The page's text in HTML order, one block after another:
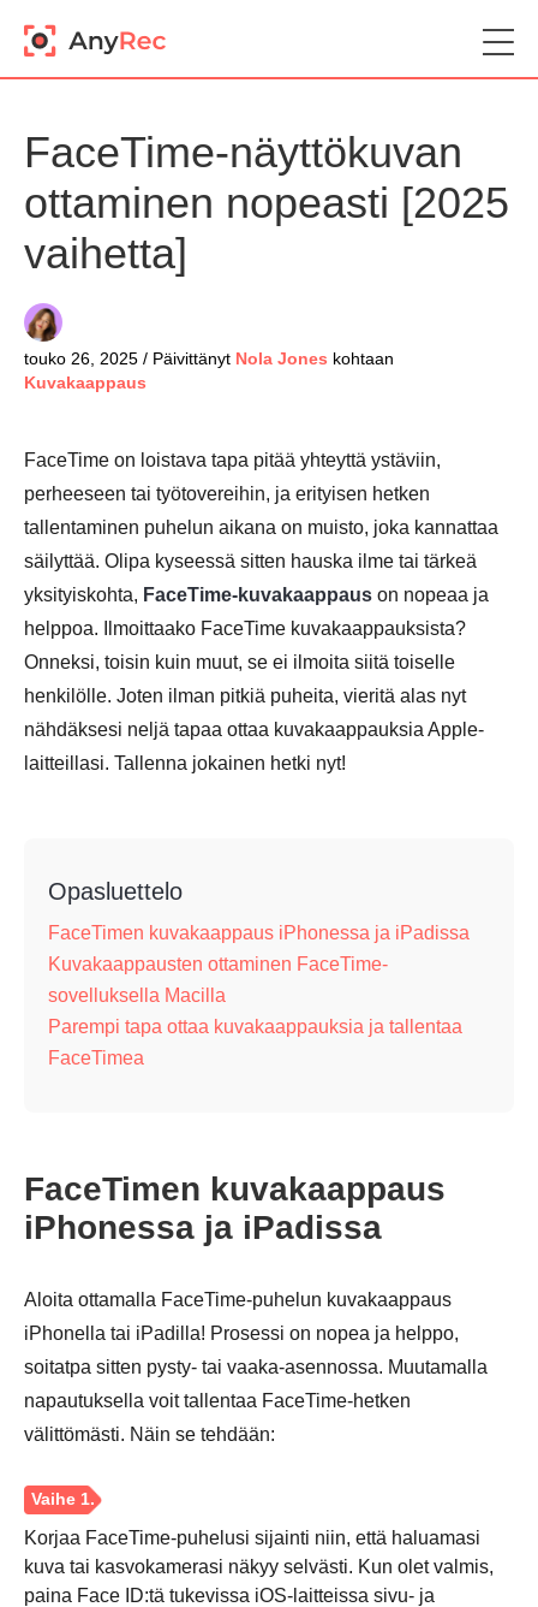
FaceTime-näyttökuvan
ottaminen nopeasti [2025
vaihetta]
touko 26, 2025 / Päivittänyt Nola Jones kohtaan
Kuvakaappaus
FaceTime on loistava tapa pitää yhteyttä ystäviin,
perheeseen tai työtovereihin, ja erityisen hetken
tallentaminen puhelun aikana on muisto, joka kannattaa
säilyttää. Olipa kyseessä sitten hauska ilme tai tärkeä
yksityiskohta, FaceTime-kuvakaappaus on nopeaa ja
helppoa. Ilmoittaako FaceTime kuvakaappauksista?
Onneksi, toisin kuin muut, se ei ilmoita siitä toiselle
henkilölle. Joten ilman pitkiä puheita, vieritä alas nyt
nähdäksesi neljä tapaa ottaa kuvakaappauksia Apple-
laitteillasi. Tallenna jokainen hetki nyt!
Opasluettelo
FaceTimen kuvakaappaus iPhonessa ja iPadissa
Kuvakaappausten ottaminen FaceTime-
sovelluksella Macilla
Parempi tapa ottaa kuvakaappauksia ja tallentaa
FaceTimea
FaceTimen kuvakaappaus
iPhonessa ja iPadissa
Aloita ottamalla FaceTime-puhelun kuvakaappaus
iPhonella tai iPadilla! Prosessi on nopea ja helppo,
soitatpa sitten pysty- tai vaaka-asennossa. Muutamalla
napautuksella voit tallentaa FaceTime-hetken
välittömästi. Näin se tehdään:
Korjaa FaceTime-puhelusi sijainti niin, että haluamasi
kuva tai kasvokamerasi näkyy selvästi. Kun olet valmis,
paina Face ID:tä tukevissa iOS-laitteissa sivu- ja